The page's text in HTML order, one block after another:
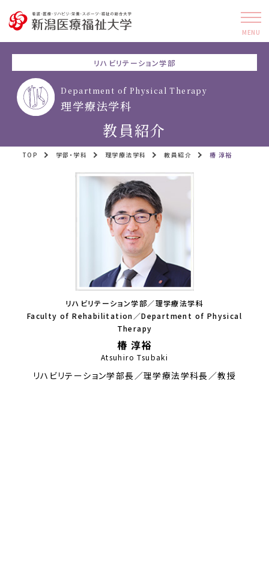
MENU
リハビリテーション学部
Department of Physical Therapy
理学療法学科
教員紹介
TOP 学部・学科 理学療法学科 教員紹介 椿 淳裕
リハビリテーション学部／理学療法学科
Faculty of Rehabilitation／Department of Physical
Therapy
椿 淳裕
Atsuhiro Tsubaki
リハビリテーション学部長／理学療法学科長／教授